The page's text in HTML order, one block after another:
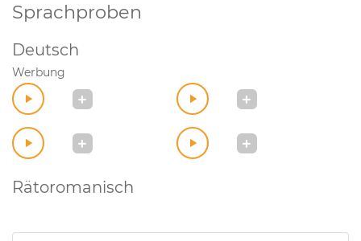
Sprachproben
Deutsch
Werbung
Rätoromanisch